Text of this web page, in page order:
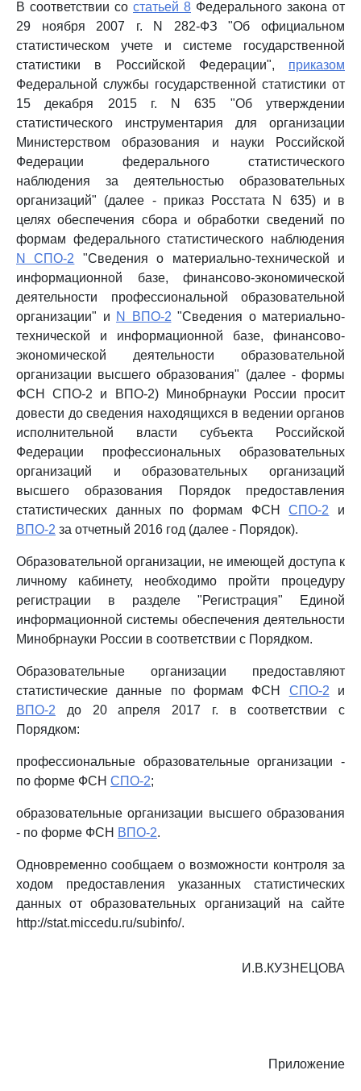
В соответствии со статьей 8 Федерального закона от
29 ноября 2007 г. N 282-ФЗ "Об официальном
статистическом учете и системе государственной
статистики в Российской Федерации", приказом
Федеральной службы государственной статистики от
15 декабря 2015 г. N 635 "Об утверждении
статистического инструментария для организации
Министерством образования и науки Российской
Федерации федерального статистического
наблюдения за деятельностью образовательных
организаций" (далее - приказ Росстата N 635) и в
целях обеспечения сбора и обработки сведений по
формам федерального статистического наблюдения
N СПО-2 "Сведения о материально-технической и
информационной базе, финансово-экономической
деятельности профессиональной образовательной
организации" и N ВПО-2 "Сведения о материально-
технической и информационной базе, финансово-
экономической деятельности образовательной
организации высшего образования" (далее - формы
ФСН СПО-2 и ВПО-2) Минобрнауки России просит
довести до сведения находящихся в ведении органов
исполнительной власти субъекта Российской
Федерации профессиональных образовательных
организаций и образовательных организаций
высшего образования Порядок предоставления
статистических данных по формам ФСНСПО-2 и
ВПО-2 за отчетный 2016 год (далее - Порядок).
Образовательной организации, не имеющей доступа к
личному кабинету, необходимо пройти процедуру
регистрации в разделе "Регистрация" Единой
информационной системы обеспечения деятельности
Минобрнауки России в соответствии с Порядком.
Образовательные организации предоставляют
статистические данные по формам ФСН СПО-2 и
ВПО-2 до 20 апреля 2017 г. в соответствии с
Порядком:
профессиональные образовательные организации -
по форме ФСН СПО-2;
образовательные организации высшего образования
- по форме ФСН ВПО-2.
Одновременно сообщаем о возможности контроля за
ходом предоставления указанных статистических
данных от образовательных организаций на сайте
http://stat.miccedu.ru/subinfo/.
И.В.КУЗНЕЦОВА
Приложение